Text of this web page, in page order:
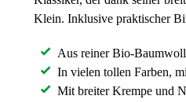
Klein. Inklusive praktischer
Aus reiner Bio-
In vielen tollen Farben,
Mit breiter Krempe und